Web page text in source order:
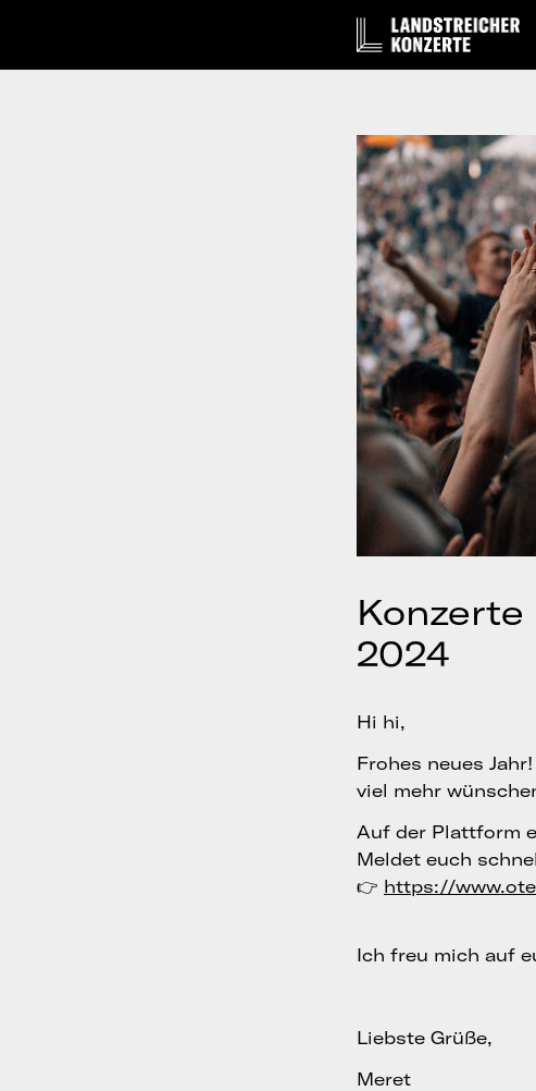
2024
Hi hi,
Frohes neues
viel mehr
Auf der Plattform
Meldet euch
👉 https://
Ich freu mich auf
Liebste Grüße,
Meret